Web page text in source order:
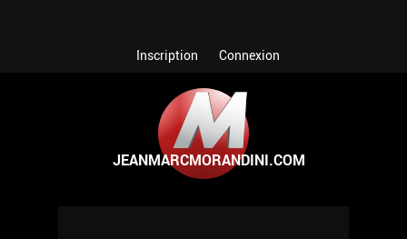
Inscription Connexion